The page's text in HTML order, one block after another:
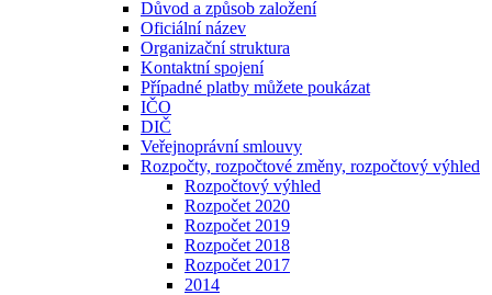
Důvod a způsob založení
Oficiální název
Organizační struktura
Kontaktní spojení
Případné platby můžete poukázat
IČO
DIČ
Veřejnoprávní smlouvy
Rozpočty, rozpočtové změny, rozpočtový výhled
Rozpočtový výhled
Rozpočet 2020
Rozpočet 2019
Rozpočet 2018
Rozpočet 2017
2014